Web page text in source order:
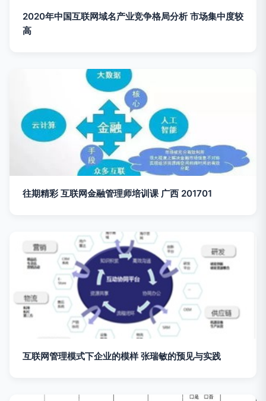
2020年中国互联网域名产业竞争格局分析 市场集中度较
高
往期精彩 互联网金融管理师培训课 广西 201701
互联网管理模式下企业的模样 张瑞敏的预见与实践